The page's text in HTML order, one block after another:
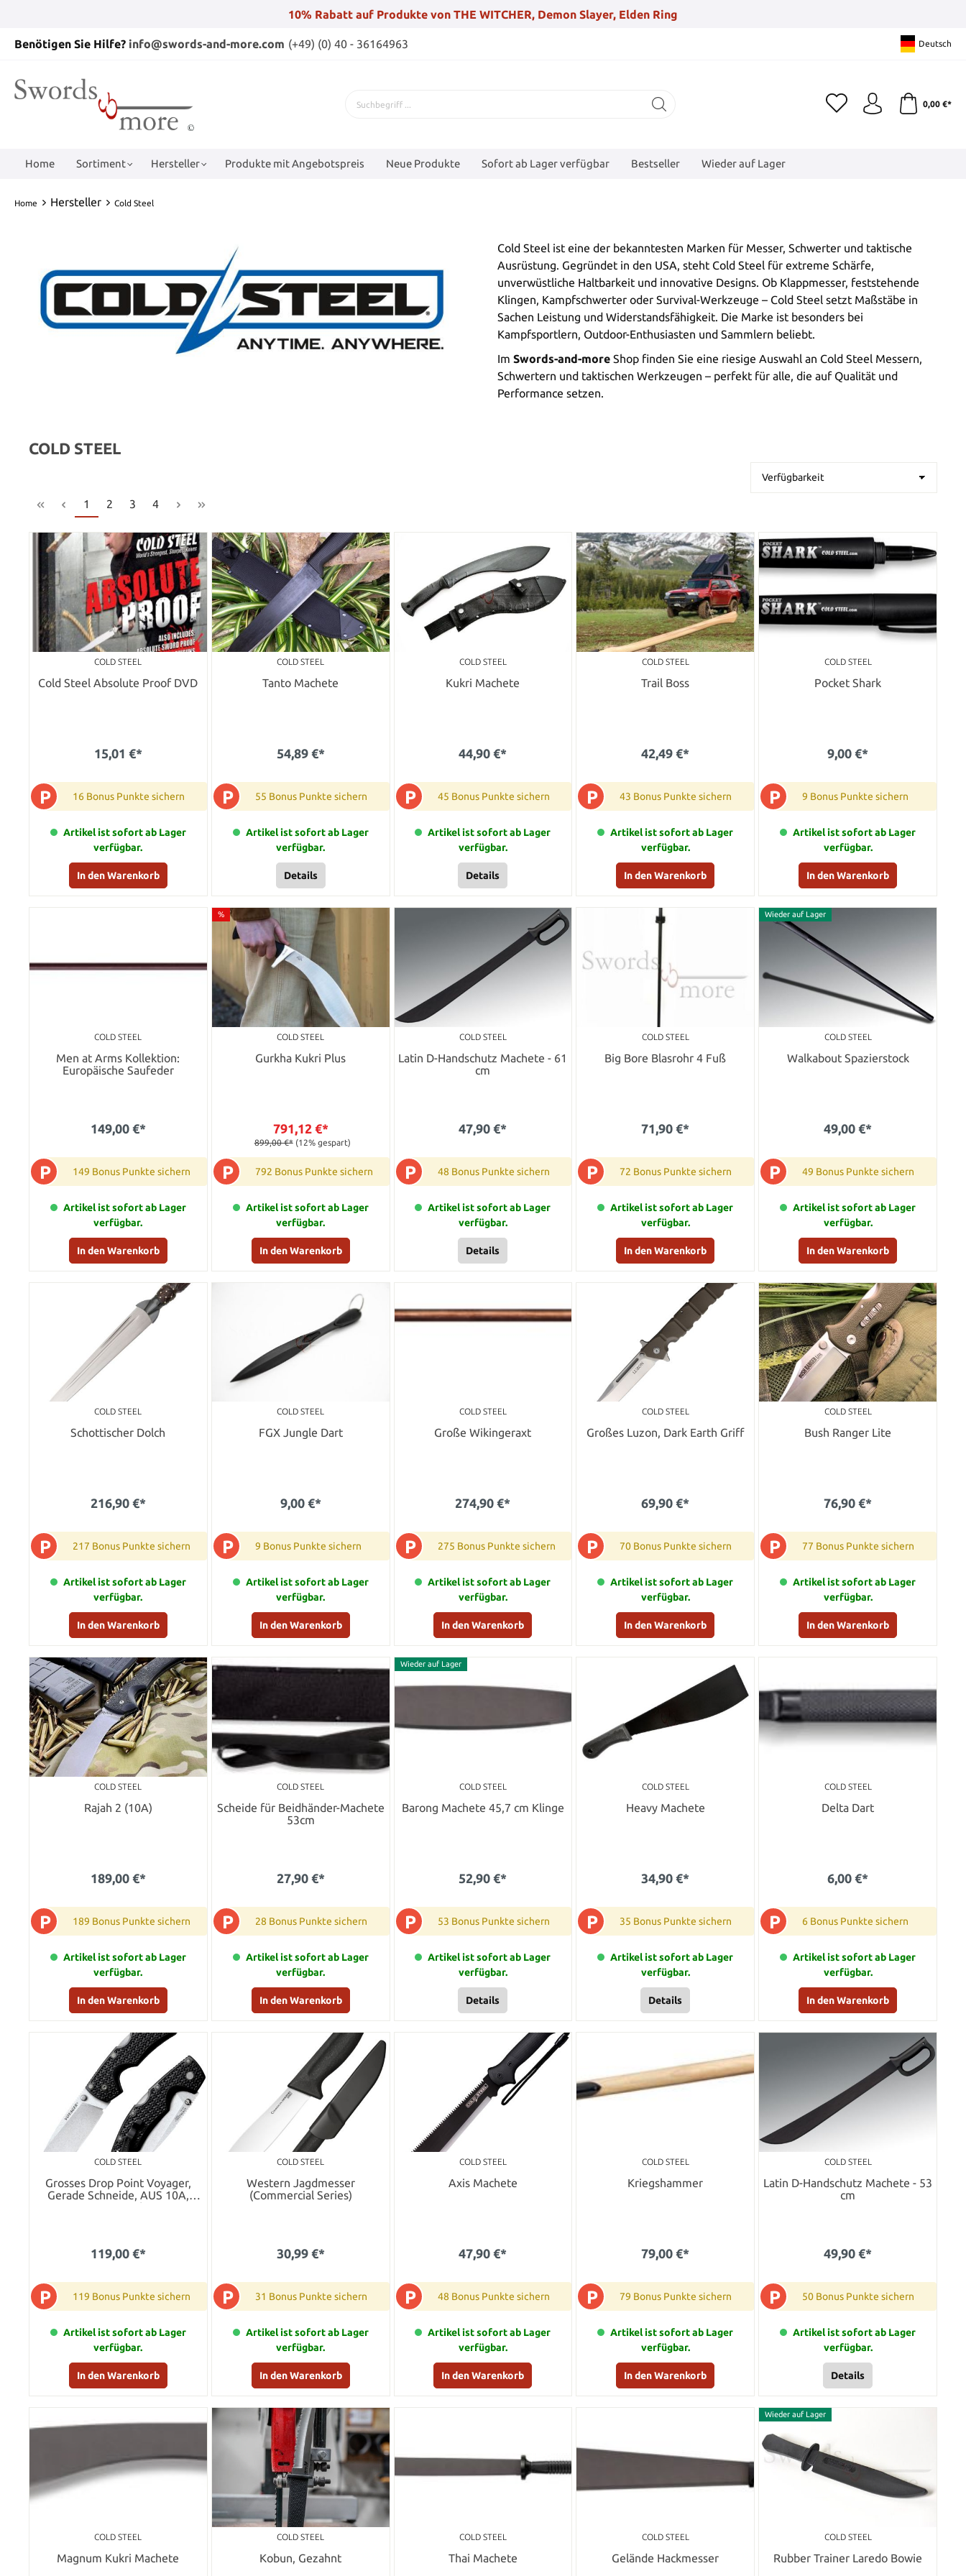
10% Rabatt auf Produkte von THE WITCHER, Demon Slayer, Elden Ring
Benötigen Sie Hilfe? info@swords-and-more.com (+49) (0) 40 - 36164963 Deutsch
0,00 €*
Home Sortiment Hersteller Produkte mit Angebotspreis Neue Produkte Sofort ab Lager verfügbar Bestseller Wieder auf Lager
Home Hersteller Cold Steel
Cold Steel ist eine der bekanntesten Marken für Messer, Schwerter und taktische
Ausrüstung. Gegründet in den USA, steht Cold Steel für extreme Schärfe,
unverwüstliche Haltbarkeit und innovative Designs. Ob Klappmesser, feststehende
Klingen, Kampfschwerter oder Survival-Werkzeuge – Cold Steel setzt Maßstäbe in
Sachen Leistung und Widerstandsfähigkeit. Die Marke ist besonders bei
Kampfsportlern, Outdoor-Enthusiasten und Sammlern beliebt.
Im Swords-and-more Shop finden Sie eine riesige Auswahl an Cold Steel Messern,
Schwertern und taktischen Werkzeugen – perfekt für alle, die auf Qualität und
Performance setzen.
COLD STEEL
1 2 3 4
COLD STEEL
Cold Steel Absolute Proof DVD
15,01 €*
P 16 Bonus Punkte sichern
Artikel ist sofort ab Lager
verfügbar.
In den Warenkorb
COLD STEEL
Tanto Machete
54,89 €*
P 55 Bonus Punkte sichern
Artikel ist sofort ab Lager
verfügbar.
Details
COLD STEEL
Kukri Machete
44,90 €*
P 45 Bonus Punkte sichern
Artikel ist sofort ab Lager
verfügbar.
Details
COLD STEEL
Trail Boss
42,49 €*
P 43 Bonus Punkte sichern
Artikel ist sofort ab Lager
verfügbar.
In den Warenkorb
COLD STEEL
Pocket Shark
9,00 €*
P 9 Bonus Punkte sichern
Artikel ist sofort ab Lager
verfügbar.
In den Warenkorb
COLD STEEL
Men at Arms Kollektion:
Europäische Saufeder
149,00 €*
P 149 Bonus Punkte sichern
Artikel ist sofort ab Lager
verfügbar.
In den Warenkorb
%
COLD STEEL
Gurkha Kukri Plus
791,12 €*
899,00 €* (12% gespart)
P 792 Bonus Punkte sichern
Artikel ist sofort ab Lager
verfügbar.
In den Warenkorb
COLD STEEL
Latin D-Handschutz Machete - 61
cm
47,90 €*
P 48 Bonus Punkte sichern
Artikel ist sofort ab Lager
verfügbar.
Details
COLD STEEL
Big Bore Blasrohr 4 Fuß
71,90 €*
P 72 Bonus Punkte sichern
Artikel ist sofort ab Lager
verfügbar.
In den Warenkorb
Wieder auf Lager
COLD STEEL
Walkabout Spazierstock
49,00 €*
P 49 Bonus Punkte sichern
Artikel ist sofort ab Lager
verfügbar.
In den Warenkorb
COLD STEEL
Schottischer Dolch
216,90 €*
P 217 Bonus Punkte sichern
Artikel ist sofort ab Lager
verfügbar.
In den Warenkorb
COLD STEEL
FGX Jungle Dart
9,00 €*
P 9 Bonus Punkte sichern
Artikel ist sofort ab Lager
verfügbar.
In den Warenkorb
COLD STEEL
Große Wikingeraxt
274,90 €*
P 275 Bonus Punkte sichern
Artikel ist sofort ab Lager
verfügbar.
In den Warenkorb
COLD STEEL
Großes Luzon, Dark Earth Griff
69,90 €*
P 70 Bonus Punkte sichern
Artikel ist sofort ab Lager
verfügbar.
In den Warenkorb
COLD STEEL
Bush Ranger Lite
76,90 €*
P 77 Bonus Punkte sichern
Artikel ist sofort ab Lager
verfügbar.
In den Warenkorb
COLD STEEL
Rajah 2 (10A)
189,00 €*
P 189 Bonus Punkte sichern
Artikel ist sofort ab Lager
verfügbar.
In den Warenkorb
COLD STEEL
Scheide für Beidhänder-Machete
53cm
27,90 €*
P 28 Bonus Punkte sichern
Artikel ist sofort ab Lager
verfügbar.
In den Warenkorb
Wieder auf Lager
COLD STEEL
Barong Machete 45,7 cm Klinge
52,90 €*
P 53 Bonus Punkte sichern
Artikel ist sofort ab Lager
verfügbar.
Details
COLD STEEL
Heavy Machete
34,90 €*
P 35 Bonus Punkte sichern
Artikel ist sofort ab Lager
verfügbar.
Details
COLD STEEL
Delta Dart
6,00 €*
P 6 Bonus Punkte sichern
Artikel ist sofort ab Lager
verfügbar.
In den Warenkorb
COLD STEEL
Grosses Drop Point Voyager,
Gerade Schneide, AUS 10A,
Stonewash
119,00 €*
P 119 Bonus Punkte sichern
Artikel ist sofort ab Lager
verfügbar.
In den Warenkorb
COLD STEEL
Western Jagdmesser
(Commercial Series)
30,99 €*
P 31 Bonus Punkte sichern
Artikel ist sofort ab Lager
verfügbar.
In den Warenkorb
COLD STEEL
Axis Machete
47,90 €*
P 48 Bonus Punkte sichern
Artikel ist sofort ab Lager
verfügbar.
In den Warenkorb
COLD STEEL
Kriegshammer
79,00 €*
P 79 Bonus Punkte sichern
Artikel ist sofort ab Lager
verfügbar.
In den Warenkorb
COLD STEEL
Latin D-Handschutz Machete - 53
cm
49,90 €*
P 50 Bonus Punkte sichern
Artikel ist sofort ab Lager
verfügbar.
Details
COLD STEEL
Magnum Kukri Machete
COLD STEEL
Kobun, Gezahnt
COLD STEEL
Thai Machete
COLD STEEL
Gelände Hackmesser
Wieder auf Lager
COLD STEEL
Rubber Trainer Laredo Bowie